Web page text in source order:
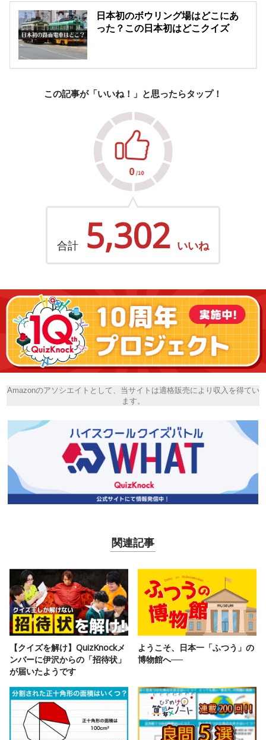
日本初のボウリング場はどこにあ
った？この日本初はどこクイズ
この記事が「いいね！」と思ったらタップ！
合計 5,302 いいね
Amazonのアソシエイトとして、当サイトは適格販売により収入を得てい
ます。
関連記事
【クイズを解け】QuizKnockメ
ンバーに伊沢からの「招待状」
が届いたようです
ようこそ、日本一「ふつう」の
博物館へ──